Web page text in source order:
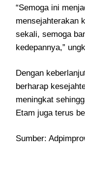
“Semoga ini
mensejahterakan
sekali, semoga
kedepannya,”
Dengan
berharap
meningkat
Etam juga terus
Sumber: